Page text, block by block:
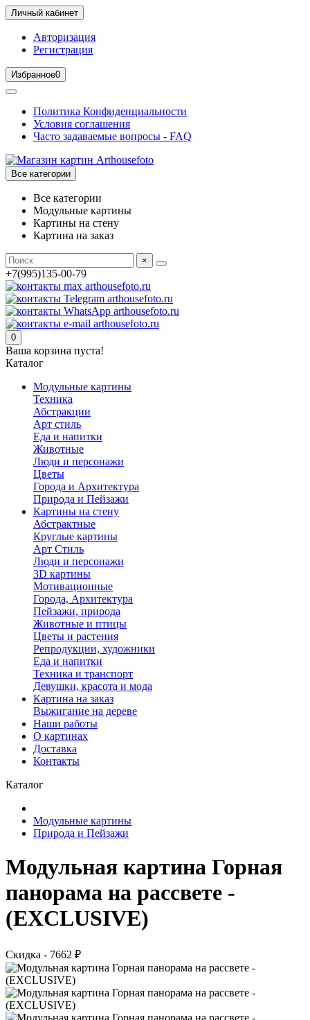
Личный кабинет
Авторизация
Регистрация
Избранное0
Политика Конфиденциальности
Условия соглашения
Часто задаваемые вопросы - FAQ
Все категории
Все категории
Модульные картины
Картины на стену
Картина на заказ
×
+7(995)135-00-79
0
Ваша корзина пуста!
Каталог
Модульные картины
Техника
Абстракции
Арт стиль
Еда и напитки
Животные
Люди и персонажи
Цветы
Города и Архитектура
Природа и Пейзажи
Картины на стену
Абстрактные
Круглые картины
Арт Стиль
Люди и персонажи
3D картины
Мотивационные
Города, Архитектура
Пейзажи, природа
Животные и птицы
Цветы и растения
Репродукции, художники
Еда и напитки
Техника и транспорт
Девушки, красота и мода
Картина на заказ
Выжигание на дереве
Наши работы
О картинах
Доставка
Контакты
Каталог
Модульные картины
Природа и Пейзажи
Модульная картина Горная
панорама на рассвете -
(EXCLUSIVE)
Скидка - 7662 ₽